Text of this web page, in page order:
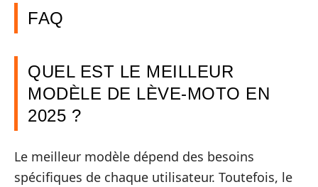
FAQ
QUEL EST LE MEILLEUR
MODÈLE DE LÈVE-MOTO EN
2025 ?
Le meilleur modèle dépend des besoins
spécifiques de chaque utilisateur. Toutefois, le